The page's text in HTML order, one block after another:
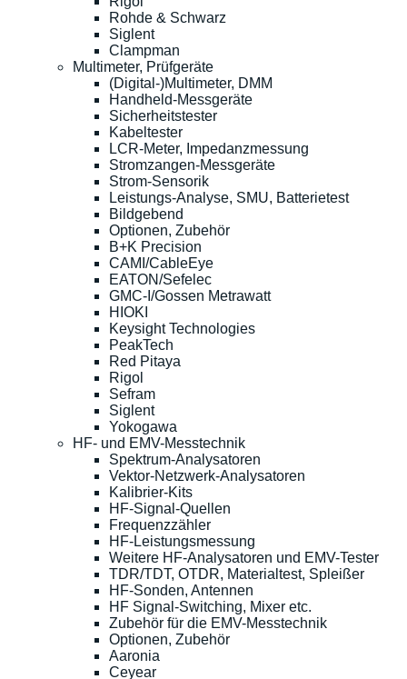
Rohde & Schwarz
Siglent
Clampman
Multimeter, Prüfgeräte
(Digital-)Multimeter, DMM
Handheld-Messgeräte
Sicherheitstester
Kabeltester
LCR-Meter, Impedanzmessung
Stromzangen-Messgeräte
Strom-Sensorik
Leistungs-Analyse, SMU, Batterietest
Bildgebend
Optionen, Zubehör
B+K Precision
CAMI/CableEye
EATON/Sefelec
GMC-I/Gossen Metrawatt
HIOKI
Keysight Technologies
PeakTech
Red Pitaya
Rigol
Sefram
Siglent
Yokogawa
HF- und EMV-Messtechnik
Spektrum-Analysatoren
Vektor-Netzwerk-Analysatoren
Kalibrier-Kits
HF-Signal-Quellen
Frequenzzähler
HF-Leistungsmessung
Weitere HF-Analysatoren und EMV-Tester
TDR/TDT, OTDR, Materialtest, Spleißer
HF-Sonden, Antennen
HF Signal-Switching, Mixer etc.
Zubehör für die EMV-Messtechnik
Optionen, Zubehör
Aaronia
Ceyear